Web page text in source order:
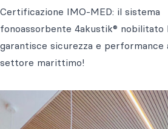
Certificazione IMO-MED: il sistema
fonoassorbente 4akustik® nobilitato
garantisce sicurezza e performance
settore marittimo!